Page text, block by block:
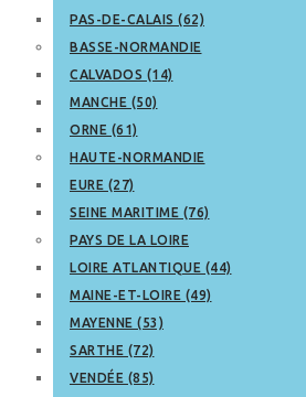
PAS-DE-CALAIS (62)
BASSE-NORMANDIE
CALVADOS (14)
MANCHE (50)
ORNE (61)
HAUTE-NORMANDIE
EURE (27)
SEINE MARITIME (76)
PAYS DE LA LOIRE
LOIRE ATLANTIQUE (44)
MAINE-ET-LOIRE (49)
MAYENNE (53)
SARTHE (72)
VENDÉE (85)